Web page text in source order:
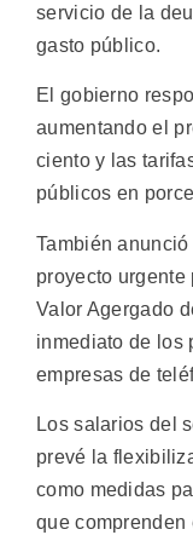
servicio de la
gasto público.
El gobierno
aumentando el
ciento y las
públicos en
También
proyecto urgente
Valor Agergado
inmediato de los
empresas de
Los salarios del
prevé la
como medidas
que